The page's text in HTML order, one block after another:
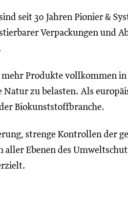
seit 30 Jahren Pionier &
Verpackungen und
Produkte vollkommen
Natur zu belasten. Als
Biokunststoffbranche.
strenge Kontrollen der
aller Ebenen des